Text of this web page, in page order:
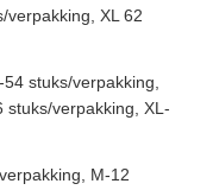
verpakking, XL 62
stuks/verpakking,
stuks/verpakking, XL-
M-12